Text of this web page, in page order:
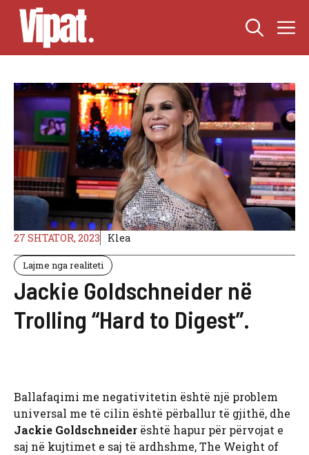
Skip
content
27 SHTATOR, 2023 Klea
Lajme nga realiteti
Jackie Goldschneider në
Trolling “Hard to Digest”.
Ballafaqimi me negativitetin është një problem
universal me të cilin është përballur të gjithë, dhe
Jackie Goldschneider është hapur për përvojat e
saj në kujtimet e saj të ardhshme, The Weight of